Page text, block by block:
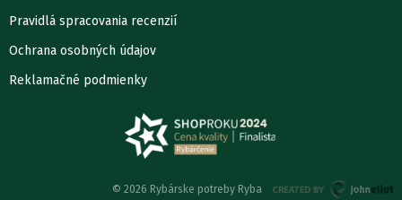
Pravidlá spracovania recenzií
Ochrana osobných údajov
Reklamačné podmienky
© 2026 Rybárske potreby Ryba